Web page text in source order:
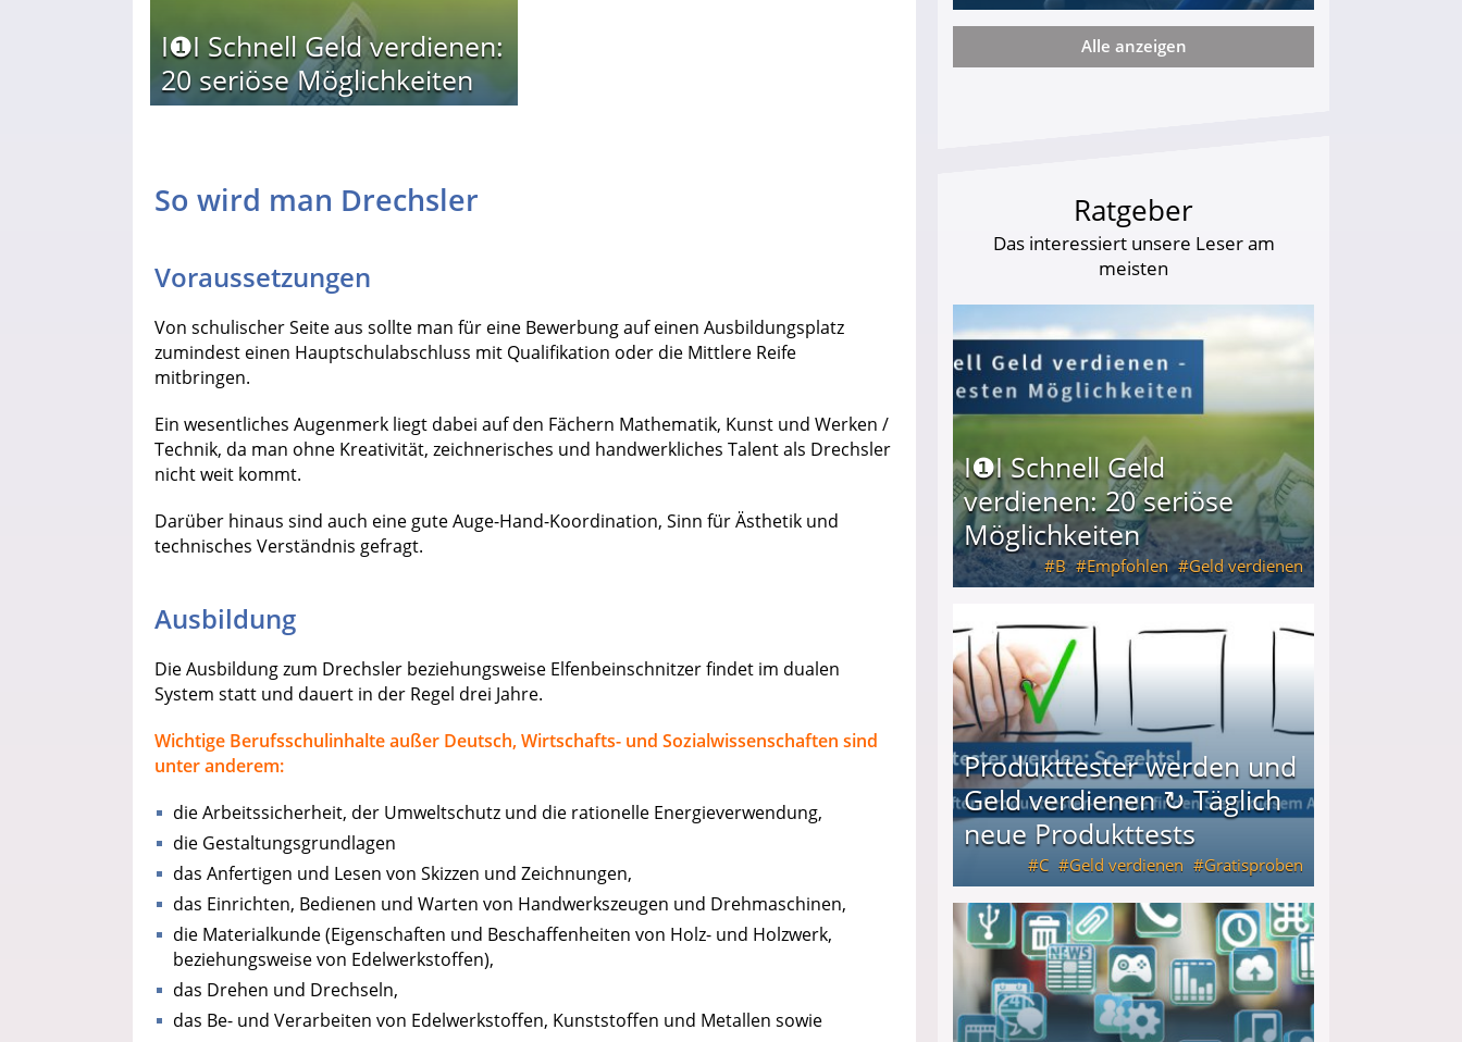
I❶I Schnell Geld verdienen:
20 seriöse Möglichkeiten
So wird man Drechsler
Voraussetzungen
Von schulischer Seite aus sollte man für eine Bewerbung auf einen Ausbildungsplatz
zumindest einen Hauptschulabschluss mit Qualifikation oder die Mittlere Reife
mitbringen.
Ein wesentliches Augenmerk liegt dabei auf den Fächern Mathematik, Kunst und Werken /
Technik, da man ohne Kreativität, zeichnerisches und handwerkliches Talent als Drechsler
nicht weit kommt.
Darüber hinaus sind auch eine gute Auge-Hand-Koordination, Sinn für Ästhetik und
technisches Verständnis gefragt.
Ausbildung
Die Ausbildung zum Drechsler beziehungsweise Elfenbeinschnitzer findet im dualen
System statt und dauert in der Regel drei Jahre.
Wichtige Berufsschulinhalte außer Deutsch, Wirtschafts- und Sozialwissenschaften sind
unter anderem:
die Arbeitssicherheit, der Umweltschutz und die rationelle Energieverwendung,
die Gestaltungsgrundlagen
das Anfertigen und Lesen von Skizzen und Zeichnungen,
das Einrichten, Bedienen und Warten von Handwerkszeugen und Drehmaschinen,
die Materialkunde (Eigenschaften und Beschaffenheiten von Holz- und Holzwerk,
beziehungsweise von Edelwerkstoffen),
das Drehen und Drechseln,
das Be- und Verarbeiten von Edelwerkstoffen, Kunststoffen und Metallen sowie
Ihr Kind kam schwer behindert zur Welt: Suff-Mutter freigesprochen!
Alle anzeigen
Ratgeber
Das interessiert unsere Leser am
meisten
I❶I Schnell Geld
verdienen: 20 seriöse
Möglichkeiten
B Empfohlen Geld verdienen
Produkttester werden und
Geld verdienen ↻ Täglich
neue Produkttests
C Geld verdienen Gratisproben
Produkttester werden und Geld verdienen ↻ Täglich neue Produkttests